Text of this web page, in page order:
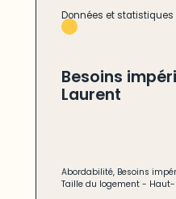
Données et statistiques
Besoins
Laurent
Abordabilité, Besoins
Taille du logement-